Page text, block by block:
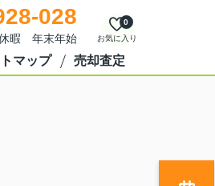
028
暇 年末年始 お気に入り
0
マップ 売却査定